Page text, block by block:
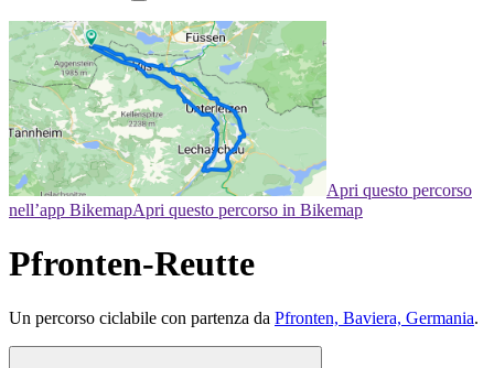
Apri questo percorso
nell’app BikemapApri questo percorso in Bikemap
Pfronten-Reutte
Un percorso ciclabile con partenza da Pfronten, Baviera, Germania.